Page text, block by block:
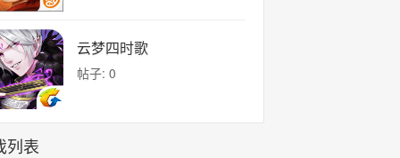
云梦四时歌
帖子: 0
列表